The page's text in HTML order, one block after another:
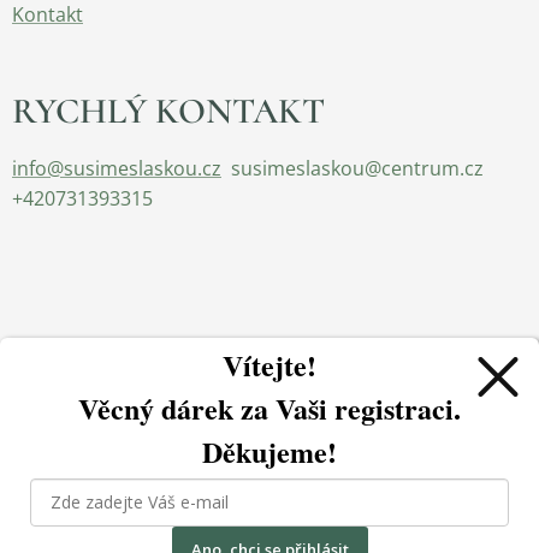
Kontakt
RYCHLÝ KONTAKT
info@susimeslaskou.cz susimeslaskou@centrum.cz
+420731393315
2023 Sušíme s láskou.cz - všechna práva vyhrazena
Jazyky
Používáme cookies, abychom zajistili správné fungování a
bezpečnost našich stránek. Tím vám můžeme zajistit tu
Vítejte!
Věcný dárek zaVaši registraci.
Děkujeme!